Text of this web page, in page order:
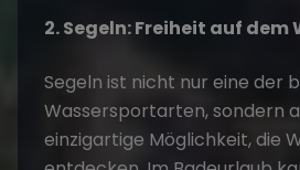
2. Segeln: Freiheit auf dem
Segeln ist nicht nur eine der
Wassersportarten, sondern
einzigartige Möglichkeit, die